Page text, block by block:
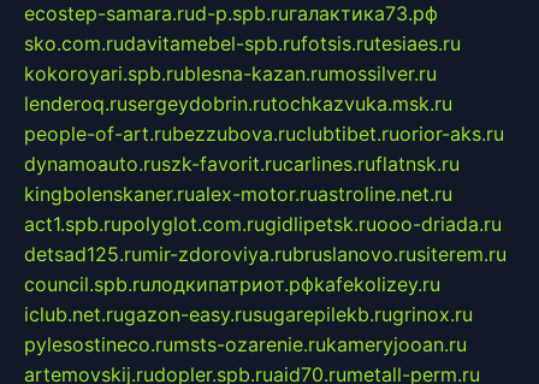
ecostep-samara.rud-p.spb.ruгалактика73.рф
sko.com.rudavitamebel-spb.rufotsis.rutesiaes.ru
kokoroyari.spb.rublesna-kazan.rumossilver.ru
lenderoq.rusergeydobrin.rutochkazvuka.msk.ru
people-of-art.rubezzubova.ruclubtibet.ruorior-aks.ru
dynamoauto.ruszk-favorit.rucarlines.ruflatnsk.ru
kingbolenskaner.rualex-motor.ruastroline.net.ru
act1.spb.rupolyglot.com.rugidlipetsk.ruooo-driada.ru
detsad125.rumir-zdoroviya.rubruslanovo.rusiterem.ru
council.spb.ruлодкипатриот.рфkafekolizey.ru
iclub.net.rugazon-easy.rusugarepilekb.rugrinox.ru
pylesostineco.rumsts-ozarenie.rukameryjooan.ru
artemovskij.rudopler.spb.ruaid70.rumetall-perm.ru